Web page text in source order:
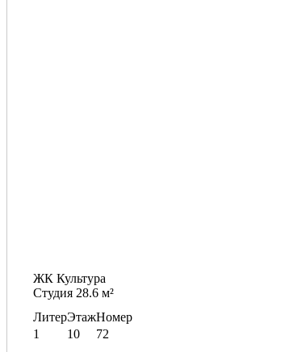
ЖК Культура
Студия 28.6 м²
Литер
1
Этаж
10
Номер
72